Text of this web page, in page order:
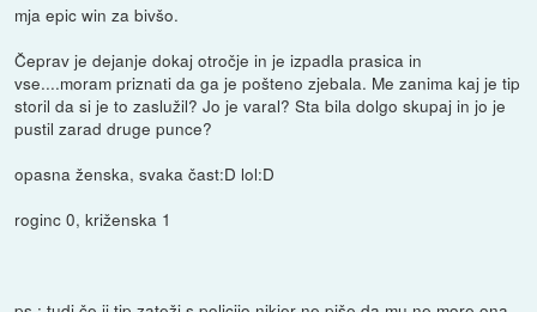
mja epic win za bivšo.
Čeprav je dejanje dokaj otročje in je izpadla prasica in
vse....moram priznati da ga je pošteno zjebala. Me zanima kaj je tip
storil da si je to zaslužil? Jo je varal? Sta bila dolgo skupaj in jo je
pustil zarad druge punce?
opasna ženska, svaka čast:D lol:D
roginc 0, križenska 1